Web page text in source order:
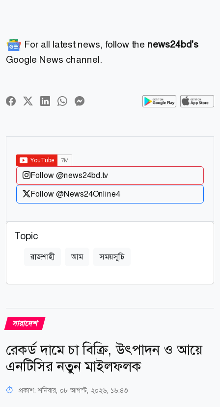
For all latest news, follow the news24bd's
Google News channel.
Follow @news24bd.tv
Follow @News24Online4
Topic
রাজশাহী আম সময়সূচি
সারাদেশ
রেকর্ড দামে চা বিক্রি, উৎপাদন ও আয়ে
এনটিসির নতুন মাইলফলক
প্রকাশ:শনিবার, ০৮ আগস্ট, ২০২৬, ১৬:৪৩